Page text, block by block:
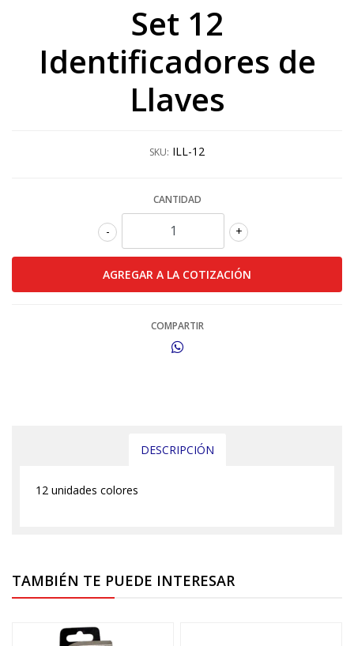
Set 12
Identificadores de
Llaves
SKU: ILL-12
CANTIDAD
+
-
COMPARTIR
DESCRIPCIÓN
12 unidades colores
TAMBIÉN TE PUEDE INTERESAR